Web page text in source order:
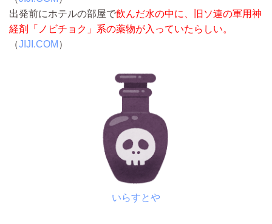
出発前にホテルの部屋で飲んだ水の中に、旧ソ連の軍用神
経剤「ノビチョク」系の薬物が入っていたらしい。
（JIJI.COM ）
いらすとや